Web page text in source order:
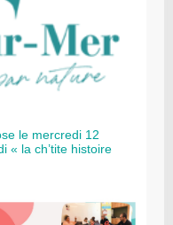
le mercredi 12
« la ch’tite histoire